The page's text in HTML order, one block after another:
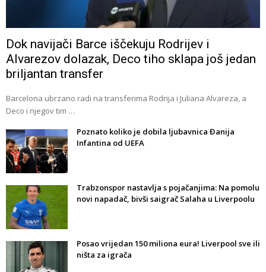
Dok navijači Barce iščekuju Rodrijev i
Alvarezov dolazak, Deco tiho sklapa još jedan
briljantan transfer
Barcelona ubrzano radi na transferima Rodrija i Juliana Alvareza, a
Deco i njegov tim …
Poznato koliko je dobila ljubavnica Đanija
Infantina od UEFA
Trabzonspor nastavlja s pojačanjima: Na pomolu
novi napadač, bivši saigrač Salaha u Liverpoolu
Posao vrijedan 150 miliona eura! Liverpool sve ili
ništa za igrača